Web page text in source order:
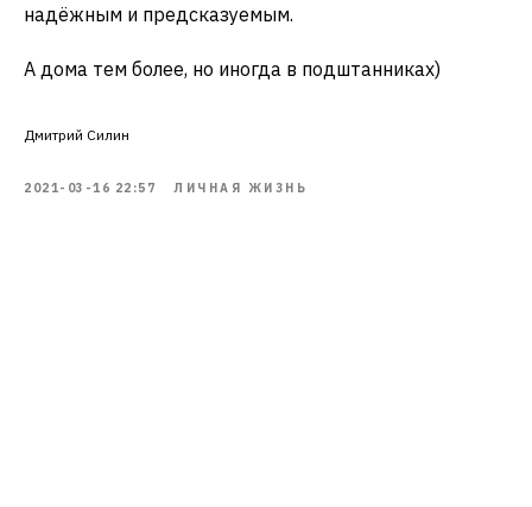
надёжным и предсказуемым.
А дома тем более, но иногда в подштанниках)
Дмитрий Силин
2021-03-16 22:57 ЛИЧНАЯ ЖИЗНЬ